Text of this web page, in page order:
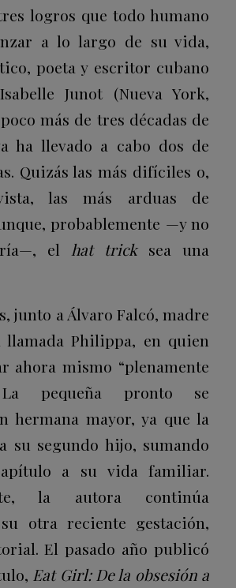
logros que todo humano
a lo largo de su vida,
poeta y escritor cubano
Junot (Nueva York,
poco más de tres décadas de
ha llevado a cabo dos de
Quizás las más difíciles o,
las más arduas de
probablemente —y no
el hat tricksea una
junto a Álvaro Falcó, madre
Philippa, en quien
ahora mismo “plenamente
La pequeña pronto se
hermana mayor, ya que la
su segundo hijo, sumando
a su vida familiar.
la autora continúa
otra reciente gestación,
El pasado año publicó
Eat Girl: De la obsesión a